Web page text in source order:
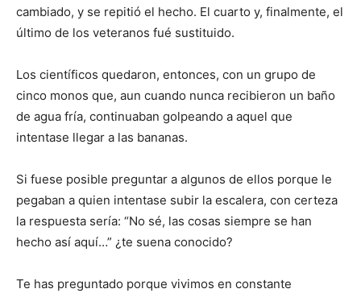
cambiado, y se repitió el hecho. El cuarto y, finalmente, el
último de los veteranos fué sustituido.
Los científicos quedaron, entonces, con un grupo de
cinco monos que, aun cuando nunca recibieron un baño
de agua fría, continuaban golpeando a aquel que
intentase llegar a las bananas.
Si fuese posible preguntar a algunos de ellos porque le
pegaban a quien intentase subir la escalera, con certeza
la respuesta sería: “No sé, las cosas siempre se han
hecho así aquí…” ¿te suena conocido?
Te has preguntado porque vivimos en constante